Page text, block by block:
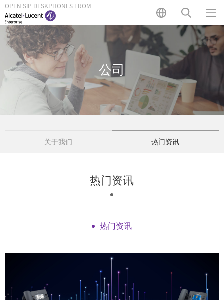
OPEN SIP DESKPHONES FROM
公司
关于我们 热门资讯
热门资讯
热门资讯